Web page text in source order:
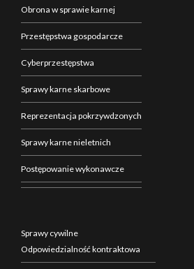
Obrona w sprawie karnej
Przestępstwa gospodarcze
Cyberprzestępstwa
Sprawy karne skarbowe
Reprezentacja pokrzywdzonych
Sprawy karne nieletnich
Postępowanie wykonawcze
Sprawy cywilne
Odpowiedzialność kontraktowa